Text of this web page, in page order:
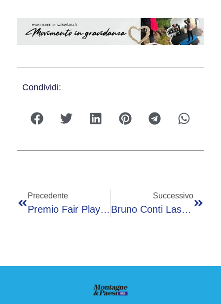
Condividi:
Precedente
Premio Fair Play Menarini, Al Via La 30/a Edizione
Successivo
Bruno Conti Lascia La Roma A 71 Anni: “Tutto Ha Un Inizio E Una Fine, Ora Voglio Godermi La Mia Famiglia”